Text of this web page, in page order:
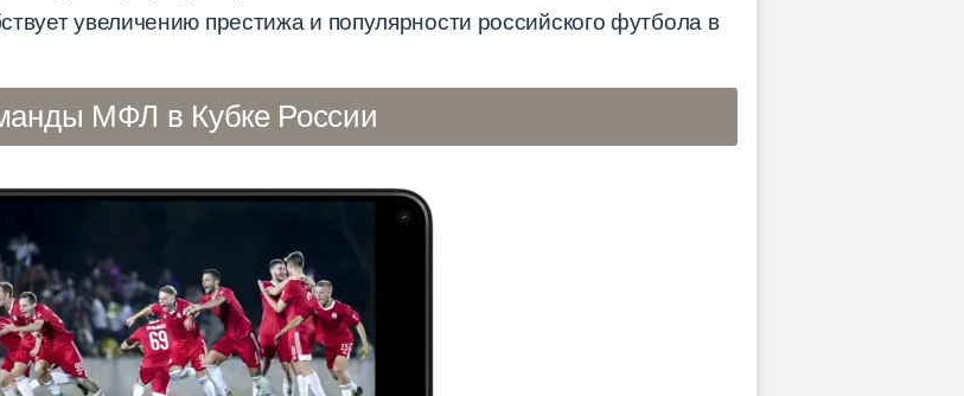
увеличению престижа и популярности российского футбола в
МФЛ в Кубке России